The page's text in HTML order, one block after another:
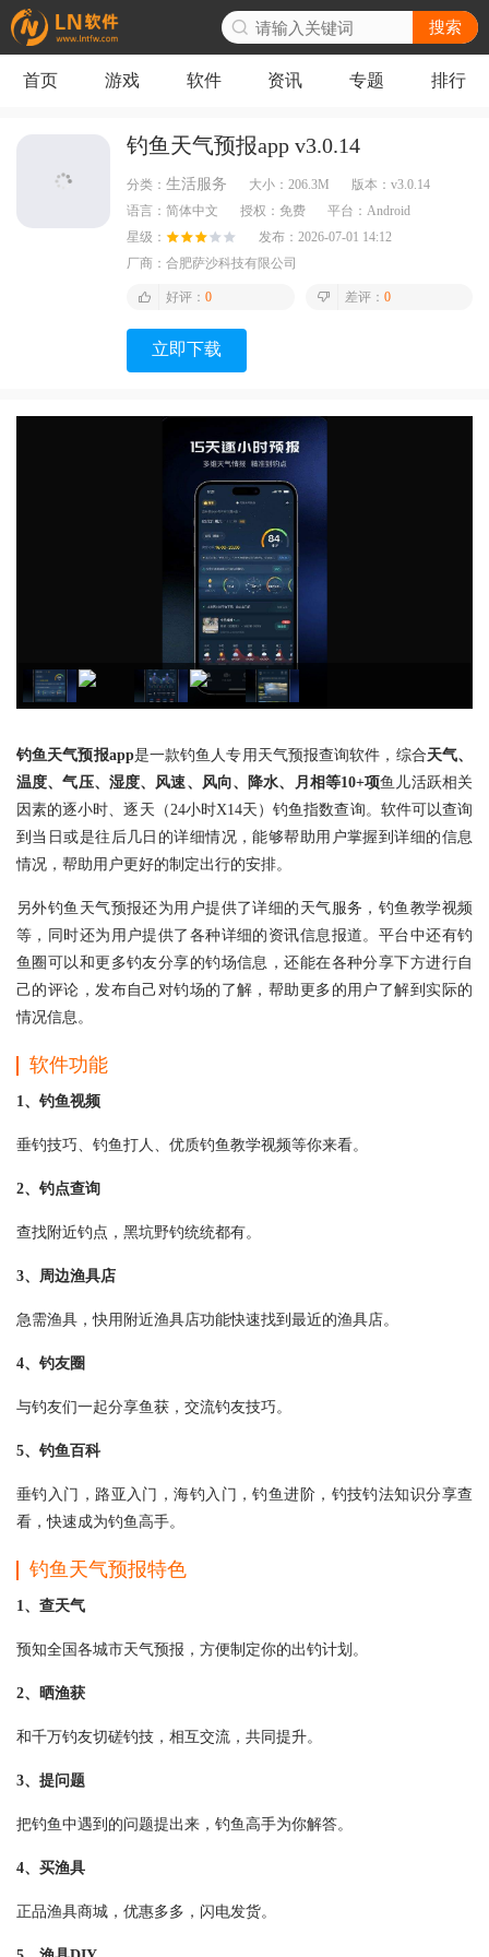
搜索
首页 游戏 软件 资讯 专题 排行
钓鱼天气预报app v3.0.14
分类： 生活服务 大小： 206.3M 版本： v3.0.14
语言： 简体中文 授权： 免费 平台： Android
星级：
发布： 2026-07-01 14:12
厂商： 合肥萨沙科技有限公司
好评： 0 差评： 0
立即下载
钓鱼天气预报app是一款钓鱼人专用天气预报查询软件，综合天气、
温度、气压、湿度、风速、风向、降水、月相等10+项鱼儿活跃相关
因素的逐小时、逐天（24小时X14天）钓鱼指数查询。软件可以查询
到当日或是往后几日的详细情况，能够帮助用户掌握到详细的信息
情况，帮助用户更好的制定出行的安排。
另外钓鱼天气预报还为用户提供了详细的天气服务，钓鱼教学视频
等，同时还为用户提供了各种详细的资讯信息报道。平台中还有钓
鱼圈可以和更多钓友分享的钓场信息，还能在各种分享下方进行自
己的评论，发布自己对钓场的了解，帮助更多的用户了解到实际的
情况信息。
软件功能
1、钓鱼视频
垂钓技巧、钓鱼打人、优质钓鱼教学视频等你来看。
2、钓点查询
查找附近钓点，黑坑野钓统统都有。
3、周边渔具店
急需渔具，快用附近渔具店功能快速找到最近的渔具店。
4、钓友圈
与钓友们一起分享鱼获，交流钓友技巧。
5、钓鱼百科
垂钓入门，路亚入门，海钓入门，钓鱼进阶，钓技钓法知识分享查
看，快速成为钓鱼高手。
钓鱼天气预报特色
1、查天气
预知全国各城市天气预报，方便制定你的出钓计划。
2、晒渔获
和千万钓友切磋钓技，相互交流，共同提升。
3、提问题
把钓鱼中遇到的问题提出来，钓鱼高手为你解答。
4、买渔具
正品渔具商城，优惠多多，闪电发货。